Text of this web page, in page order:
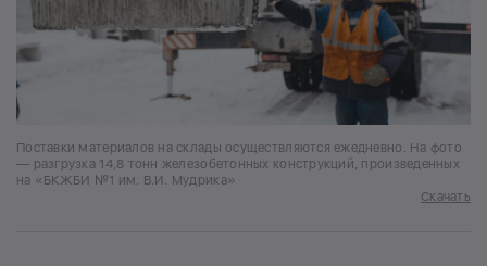
Поставки материалов на склады осуществляются ежедневно. На фото
— разгрузка 14,8 тонн железобетонных конструкций, произведенных
на «БКЖБИ №1 им. В.И. Мудрика»
Скачать